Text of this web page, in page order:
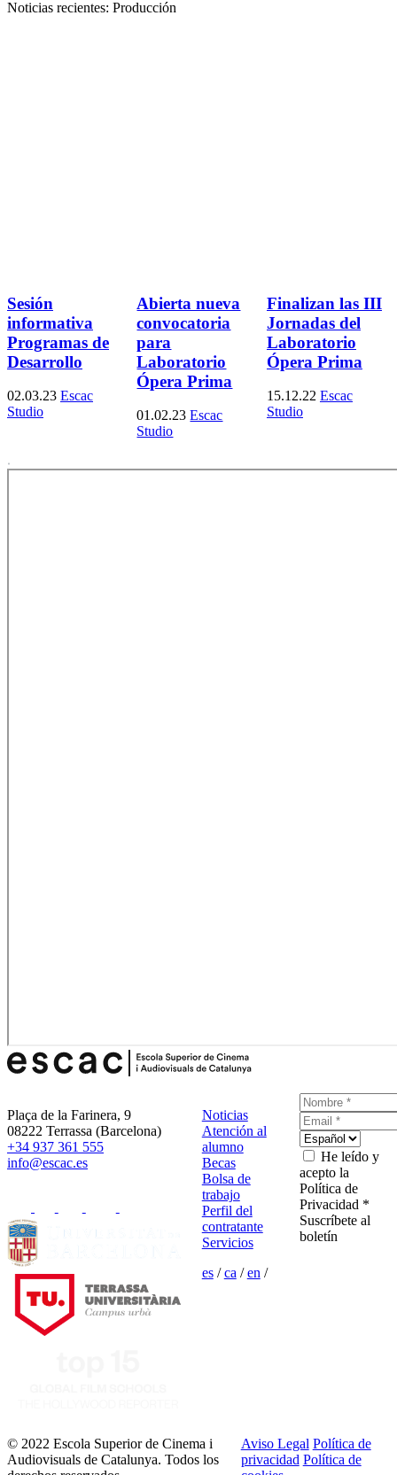
Noticias recientes: Producción
Sesión
informativa
Programas de
Desarrollo
02.03.23 Escac
Studio
Abierta nueva
convocatoria
para
Laboratorio
Ópera Prima
01.02.23 Escac
Studio
Finalizan las III
Jornadas del
Laboratorio
Ópera Prima
15.12.22 Escac
Studio
Plaça de la Farinera, 9
08222 Terrassa (Barcelona)
+34 937 361 555
info@escac.es
Noticias
Atención al
alumno
Becas
Bolsa de
trabajo
Perfil del
contratante
Servicios
es/ca /en /
He leído y
acepto la
Política de
Privacidad *
Suscríbete al
boletín
© 2022 Escola Superior de Cinema i
Audiovisuals de Catalunya. Todos los
Aviso Legal Política de
privacidad Política de